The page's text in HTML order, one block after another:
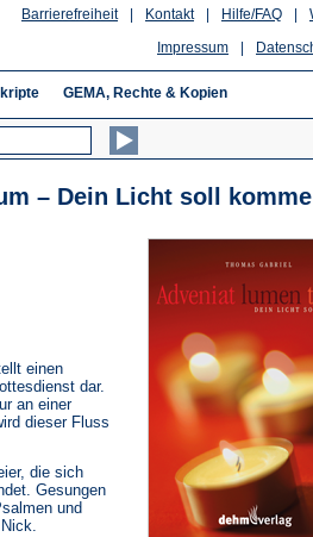
Hilfe/FAQ
Kontakt
Barrierefreiheit
Impressum
GEMA, Rechte & Kopien
– Dein Licht soll
einen
dar.
an einer
dieser Fluss
die sich
Gesungen
und